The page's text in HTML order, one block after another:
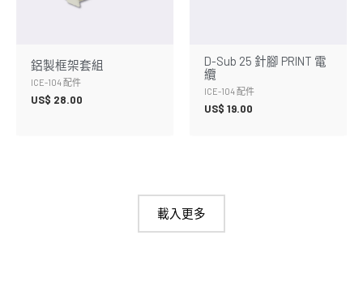
鋁製框架套組
ICE-104 配件
US$ 28.00
D-Sub 25 針腳 PRINT 電
纜
ICE-104 配件
US$ 19.00
載入更多